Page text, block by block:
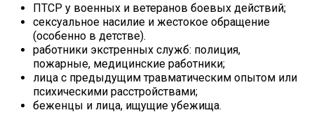
ПТСР у военных и ветеранов боевых действий;
сексуальное насилие и жестокое обращение
(особенно в детстве).
работники экстренных служб: полиция,
пожарные, медицинские работники;
лица с предыдущим травматическим опытом или
психическими расстройствами;
беженцы и лица, ищущие убежища.